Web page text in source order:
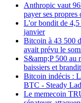
Anthropic vaut
payer ses propres
L'or bondit de 4,5
janvier
Bitcoin à 43 500
avait prévu le
S&amp;P 500 au
baissiers et
Bitcoin indécis :
BTC - Steady
Le memecoin